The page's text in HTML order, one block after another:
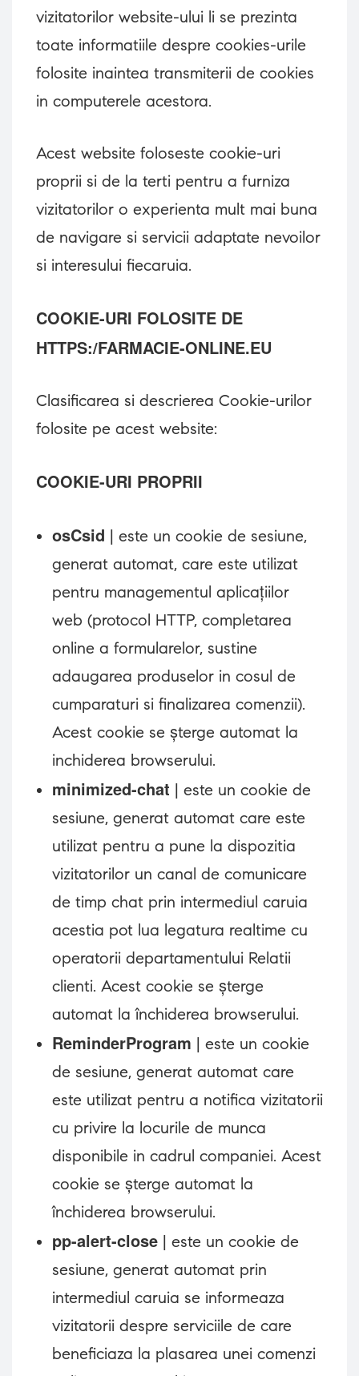
vizitatorilor website-ului li se prezinta
toate informatiile despre cookies-urile
folosite inaintea transmiterii de cookies
in computerele acestora.
Acest website foloseste cookie-uri
proprii si de la terti pentru a furniza
vizitatorilor o experienta mult mai buna
de navigare si servicii adaptate nevoilor
si interesului fiecaruia.
COOKIE-URI FOLOSITE DE
HTTPS:/FARMACIE-ONLINE.EU
Clasificarea si descrierea Cookie-urilor
folosite pe acest website:
COOKIE-URI PROPRII
osCsid | este un cookie de sesiune,
generat automat, care este utilizat
pentru managementul aplicațiilor
web (protocol HTTP, completarea
online a formularelor, sustine
adaugarea produselor in cosul de
cumparaturi si finalizarea comenzii).
Acest cookie se șterge automat la
inchiderea browserului.
minimized-chat | este un cookie de
sesiune, generat automat care este
utilizat pentru a pune la dispozitia
vizitatorilor un canal de comunicare
de timp chat prin intermediul caruia
acestia pot lua legatura realtime cu
operatorii departamentului Relatii
clienti. Acest cookie se șterge
automat la închiderea browserului.
ReminderProgram | este un cookie
de sesiune, generat automat care
este utilizat pentru a notifica vizitatorii
cu privire la locurile de munca
disponibile in cadrul companiei. Acest
cookie se șterge automat la
închiderea browserului.
pp-alert-close | este un cookie de
sesiune, generat automat prin
intermediul caruia se informeaza
vizitatorii despre serviciile de care
beneficiaza la plasarea unei comenzi